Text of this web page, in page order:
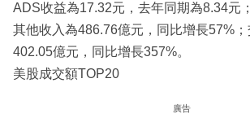
ADS收益為17.32元，去年同期為8.34元
其他收入為486.76億元，同比增長57%
402.05億元，同比增長357%。
美股成交額TOP20
廣告